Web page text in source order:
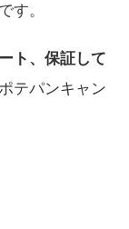
す。
ト、保証して
テパンキャン